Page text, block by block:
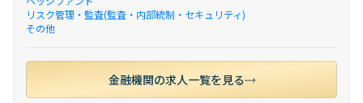
リスク管理・監査(監査・内部統制・セキュリティ)
その他
金融機関の求人一覧を見る